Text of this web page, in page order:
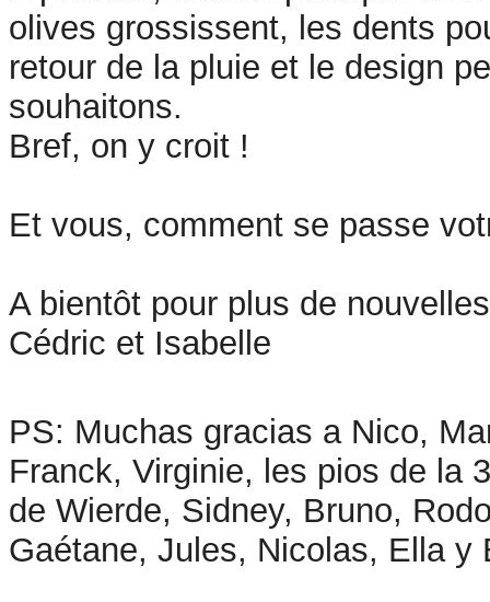
olives grossissent, les dents
retour de la pluie et le design
souhaitons.
Bref, on y croit !
Et vous, comment se passe
A bientôt pour plus de
Cédric et Isabelle
PS: Muchas gracias a Nico,
Franck, Virginie, les pios de la
de Wierde, Sidney, Bruno,
Gaétane, Jules, Nicolas, Ella y